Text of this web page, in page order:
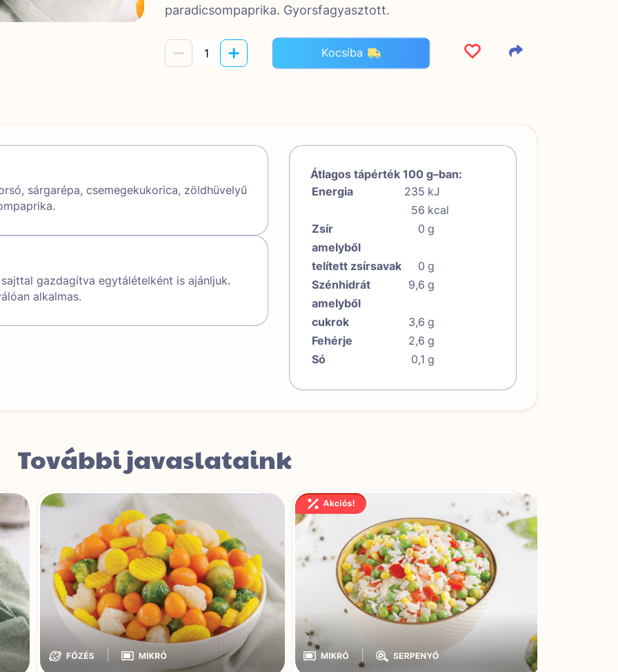
paradicsompaprika. Gyorsfagyasztott.
Kocsiba
sárgarépa, csemegekukorica, zöldhüvelyű
gazdagítva egytálételként is ajánljuk.
alkalmas.
Átlagos tápérték 100 g–ban:
Energia
235 kJ
56 kcal
Zsír
0 g
amelyből
telített zsírsavak
0 g
Szénhidrát
9,6 g
amelyből
cukrok
3,6 g
Fehérje
2,6 g
Só
0,1 g
További javaslataink